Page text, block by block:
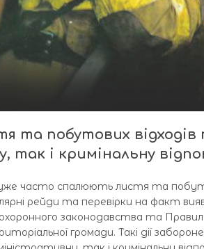
та побутових відходів
так і кримінальну
часто спалюють листя та
рейди та перевірки на факт
законодавства та
громади. Такі дії